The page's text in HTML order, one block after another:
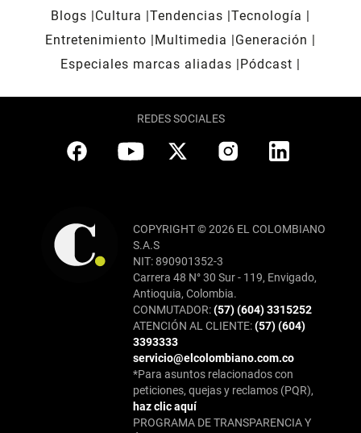
Blogs
Cultura Tendencias Tecnología
Entretenimiento
Multimedia
Generación
Especiales marcas aliadas
Pódcast
REDES SOCIALES
COPYRIGHT © 2026 EL COLOMBIANO
S.A.S
NIT: 890901352-3
Carrera 48 N° 30 Sur - 119, Envigado,
Antioquia, Colombia.
CONMUTADOR:(57) (604) 3315252
ATENCIÓN AL CLIENTE:(57) (604)
3393333
servicio@elcolombiano.com.co
*Para asuntos relacionados con
peticiones, quejas y reclamos (PQR),
haz clic aquí
PROGRAMA DE TRANSPARENCIA Y